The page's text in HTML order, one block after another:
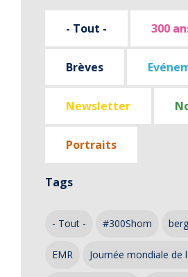
- Tout - 300
Brèves
Newsletter
Portraits
Tags
- Tout - #300Shom
EMR Journée mondiale de